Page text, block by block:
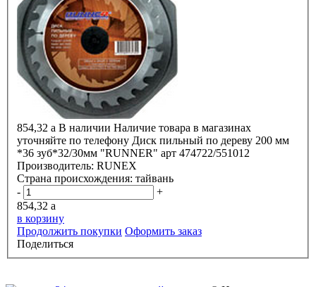
854,32 a В наличии Наличие товара в магазинах
уточняйте по телефону Диск пильный по дереву 200 мм
*36 зуб*32/30мм "RUNNER" арт 474722/551012
Производитель: RUNEX
Страна происхождения: тайвань
-
+
854,32 a
в корзину
Продолжить покупки Оформить заказ
Поделиться